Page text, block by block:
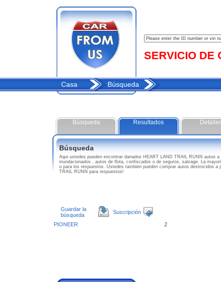
SERVICIO DE
Casa Búsqueda
Búsqueda Resultados
Búsqueda
Aqui ustedes pueden encontrar danados HEART LAND TRAIL RUNN autos
inundacionados , autos de flota, confiscados o de seguros, salvage. La
o para los respuestos. Ustedes tambien pueden comprar autos destrocidos
TRAIL RUNN para respuestos!
Guardar la
búsqueda
Suscripción
PIONEER 2